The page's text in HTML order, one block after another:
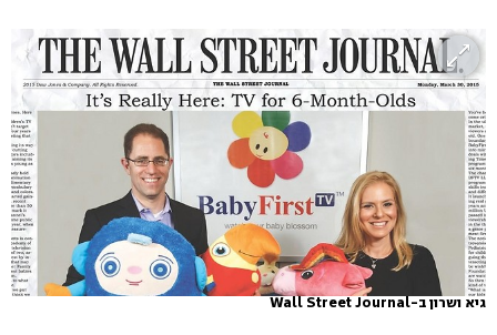
גיא ושרון ב-Wall Street Journal